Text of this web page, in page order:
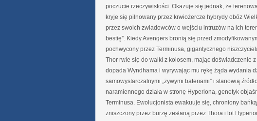
poczucie rzeczywistości. Okazuje się jednak, że
kryje się pilnowany przez krwiożercze hybrydy obóz
przez swoich zwiadowców o wejściu intruzów na ich
bestię”. Kiedy Avengers bronią się przed
pochwycony przez Terminusa, gigantycznego
Thor rwie się do walki z kolosem, mając doświadczenie
dopada Wyndhama i wyrywając mu rękę żąda wydania
samowystarczalnymi „żywymi bateriami” i stanowią
naramiennego działa w stronę Hyperiona, genetyk
Terminusa. Ewolucjonista ewakuuje się, chroniony
zniszczony przez burzę zesłaną przez Thora i lot